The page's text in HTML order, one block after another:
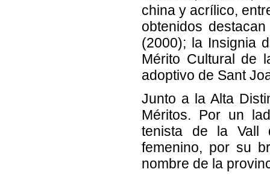
china y acrílico,
obtenidos
(2000); la Insignia
Mérito Cultural de
adoptivo de Sant
Junto a la Alta
Méritos. Por un
tenista de la Vall
femenino, por su
nombre de la